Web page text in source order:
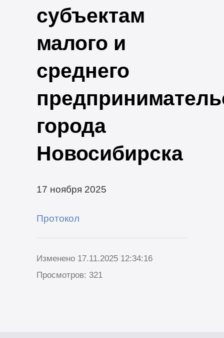
субъектам
малого и
среднего
города
Новосибирска
17 ноября 2025
Протокол
Изменено 17.11.2025 12:34:16
Просмотров: 321